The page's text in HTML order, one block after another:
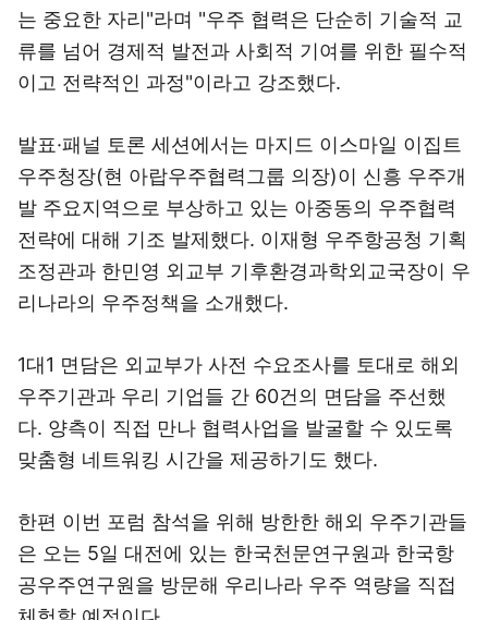
는 중요한 자리"라며 "우주 협력은 단순히 기술적 교
류를 넘어 경제적 발전과 사회적 기여를 위한 필수적
이고 전략적인 과정"이라고 강조했다.
발표·패널 토론 세션에서는 마지드 이스마일 이집트
우주청장(현 아랍우주협력그룹 의장)이 신흥 우주개
발 주요지역으로 부상하고 있는 아중동의 우주협력
전략에 대해 기조 발제했다. 이재형 우주항공청 기획
조정관과 한민영 외교부 기후환경과학외교국장이 우
리나라의 우주정책을 소개했다.
1대1 면담은 외교부가 사전 수요조사를 토대로 해외
우주기관과 우리 기업들 간 60건의 면담을 주선했
다. 양측이 직접 만나 협력사업을 발굴할 수 있도록
맞춤형 네트워킹 시간을 제공하기도 했다.
한편 이번 포럼 참석을 위해 방한한 해외 우주기관들
은 오는 5일 대전에 있는 한국천문연구원과 한국항
공우주연구원을 방문해 우리나라 우주 역량을 직접